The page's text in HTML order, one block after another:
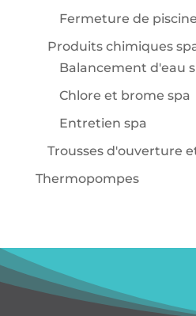
Fermeture de piscine
Produits chimiques
Balancement d'eau
Chlore et brome spa
Entretien spa
Trousses d'ouverture
Thermopompes